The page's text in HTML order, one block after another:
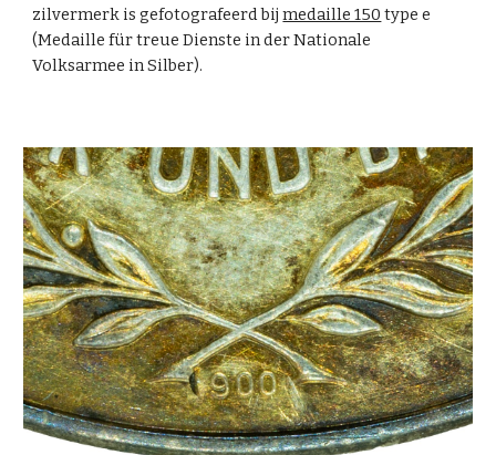
zilvermerk is gefotografeerd bijmedaille 150 type e
(Medaille für treue Dienste in der Nationale
Volksarmee in Silber).